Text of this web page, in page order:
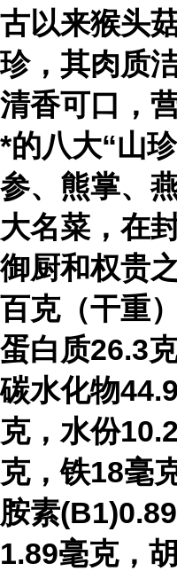
古以来猴头
珍，其肉质
清香可口，
*的八大“山
参、熊掌、
大名菜，在
御厨和权贵
百克（干重
蛋白质26.3
碳水化物
克，水份
克，铁18毫
胺素
1.89毫克，